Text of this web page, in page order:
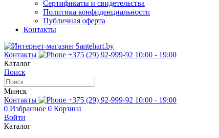
Сертификаты и свидетельства
Политика конфиденциальности
Публичная оферта
Контакты
Контакты +375 (29) 92-999-92 10:00 - 19:00
Каталог
Поиск
Минск
Контакты
+375 (29) 92-999-92 10:00 - 19:00
0 Избранное 0 Корзина
Войти
Каталог